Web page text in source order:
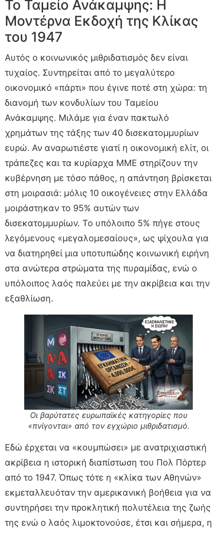
Το Ταμείο Ανάκαμψης: Η
Μοντέρνα Εκδοχή της Κλίκας
του 1947
Αυτός ο κοινωνικός μιθριδατισμός δεν είναι
τυχαίος. Συντηρείται από το μεγαλύτερο
οικονομικό «πάρτι» που έγινε ποτέ στη χώρα: τη
διανομή των κονδυλίων του Ταμείου
Ανάκαμψης. Μιλάμε για έναν πακτωλό
χρημάτων της τάξης των 40 δισεκατομμυρίων
ευρώ. Αν αναρωτιέστε γιατί η οικονομική ελίτ, οι
τράπεζες και τα κυρίαρχα ΜΜΕ στηρίζουν την
κυβέρνηση με τόσο πάθος, η απάντηση βρίσκεται
στη μοιρασιά: μόλις 10 οικογένειες στην Ελλάδα
μοιράστηκαν το 95% αυτών των
δισεκατομμυρίων. Το υπόλοιπο 5% πήγε στους
λεγόμενους «μεγαλομεσαίους», ως ψίχουλα για
να διατηρηθεί μια υποτυπώδης κοινωνική ειρήνη
στα ανώτερα στρώματα της πυραμίδας, ενώ ο
υπόλοιπος λαός παλεύει με την ακρίβεια και την
εξαθλίωση.
Οι βαρύτατες ευρωπαϊκές κατηγορίες που
«πνίγονται» από τον εγχώριο μιθριδατισμό.
Εδώ έρχεται να «κουμπώσει» με ανατριχιαστική
ακρίβεια η ιστορική διαπίστωση του Πολ Πόρτερ
από το 1947. Όπως τότε η «κλίκα των Αθηνών»
εκμεταλλευόταν την αμερικανική βοήθεια για να
συντηρήσει την προκλητική πολυτέλεια της ζωής
της ενώ ο λαός λιμοκτονούσε, έτσι και σήμερα, η